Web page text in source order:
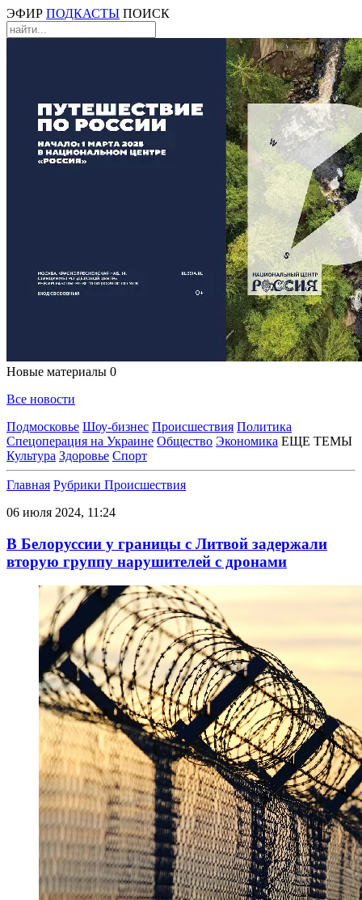
ЭФИР ПОДКАСТЫ ПОИСК
Новые материалы 0
Все новости
Подмосковье Шоу-бизнес Происшествия Политика
Спецоперация на Украине Общество Экономика ЕЩЕ ТЕМЫ
Культура Здоровье Спорт
Главная Рубрики Происшествия
06 июля 2024, 11:24
В Белоруссии у границы с Литвой задержали
вторую группу нарушителей с дронами